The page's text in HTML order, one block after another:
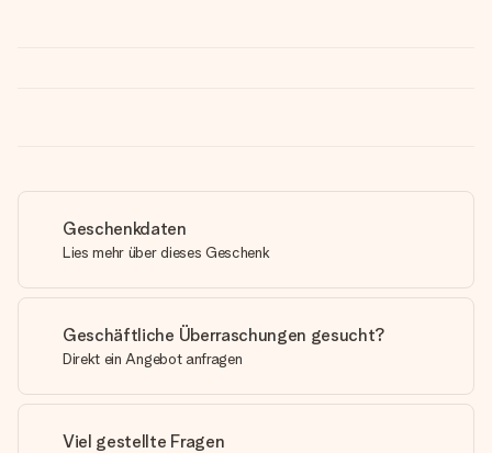
Geschenkdaten
Lies mehr über dieses Geschenk
Geschäftliche Überraschungen gesucht?
Direkt ein Angebot anfragen
Viel gestellte Fragen